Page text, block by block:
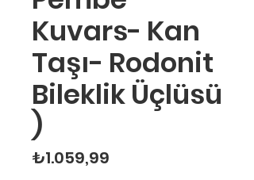
Kuvars- Kan
Taşı- Rodonit
Bileklik Üçlüsü
)
₺1.059,99